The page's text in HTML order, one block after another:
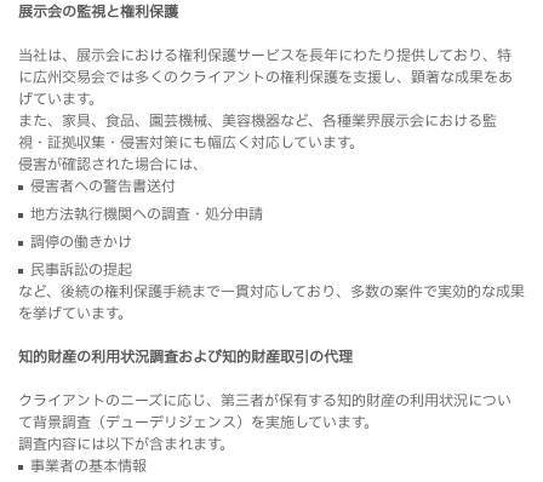
展示会の監視と権利保護
当社は、展示会における権利保護サービスを長年にわたり提供しており、特
に広州交易会では多くのクライアントの権利保護を支援し、顕著な成果をあ
げています。
また、家具、食品、園芸機械、美容機器など、各種業界展示会における監
視・証拠収集・侵害対策にも幅広く対応しています。
侵害が確認された場合には、
侵害者への警告書送付
地方法執行機関への調査・処分申請
調停の働きかけ
民事訴訟の提起
など、後続の権利保護手続まで一貫対応しており、多数の案件で実効的な成果
を挙げています。
知的財産の利用状況調査および知的財産取引の代理
クライアントのニーズに応じ、第三者が保有する知的財産の利用状況につい
て背景調査（デューデリジェンス）を実施しています。
調査内容には以下が含まれます。
事業者の基本情報